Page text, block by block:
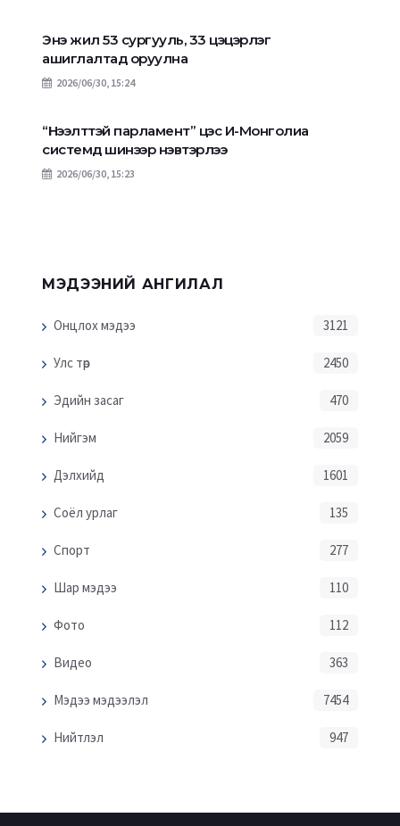
Энэ жил 53 сургууль, 33 цэцэрлэг
ашиглалтад оруулна
2026/06/30, 15:24
“Нээлттэй парламент” цэс И-Монголиа
системд шинээр нэвтэрлээ
2026/06/30, 15:23
МЭДЭЭНИЙ АНГИЛАЛ
Онцлох мэдээ 3121
Улс төр 2450
Эдийн засаг 470
Нийгэм 2059
Дэлхийд 1601
Соёл урлаг 135
Спорт 277
Шар мэдээ 110
Фото 112
Видео 363
Мэдээ мэдээлэл 7454
Нийтлэл 947